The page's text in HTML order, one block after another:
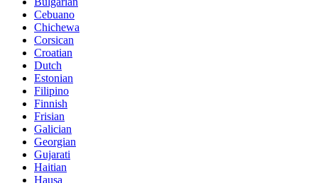
Cebuano
Chichewa
Corsican
Croatian
Dutch
Estonian
Filipino
Finnish
Frisian
Galician
Georgian
Gujarati
Haitian
Hausa